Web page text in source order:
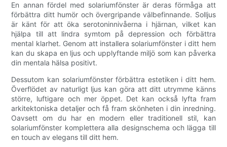
En annan fördel med solariumfönster är deras förmåga att
förbättra ditt humör och övergripande välbefinnande. Solljus
är känt för att öka serotoninnivåerna i hjärnan, vilket kan
hjälpa till att lindra symtom på depression och förbättra
mental klarhet. Genom att installera solariumfönster i ditt hem
kan du skapa en ljus och upplyftande miljö som kan påverka
din mentala hälsa positivt.
Dessutom kan solariumfönster förbättra estetiken i ditt hem.
Överflödet av naturligt ljus kan göra att ditt utrymme känns
större, luftigare och mer öppet. Det kan också lyfta fram
arkitektoniska detaljer och få fram skönheten i din inredning.
Oavsett om du har en modern eller traditionell stil, kan
solariumfönster komplettera alla designschema och lägga till
en touch av elegans till ditt hem.